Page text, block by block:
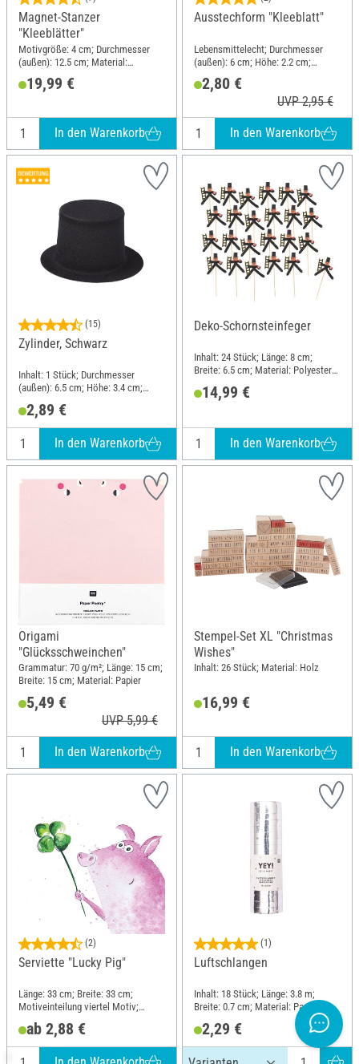
Magnet-Stanzer
"Kleeblätter"
Motivgröße: 4 cm; Durchmesser
(außen): 12.5 cm; Material:
19,99 €
In den Warenkorb
Ausstechform "Kleeblatt"
Lebensmittelecht; Durchmesser
(außen): 6 cm; Höhe: 2.2 cm;
2,80 €
UVP 2,95 €
In den Warenkorb
(15)
Zylinder, Schwarz
Inhalt: 1 Stück; Durchmesser
(außen): 6.5 cm; Höhe: 3.4 cm;
2,89 €
In den Warenkorb
Deko-Schornsteinfeger
Inhalt: 24 Stück; Länge: 8 cm;
Breite: 6.5 cm; Material: Polyester
14,99 €
In den Warenkorb
Origami
"Glücksschweinchen"
Grammatur: 70 g/m²; Länge: 15 cm;
Breite: 15 cm; Material: Papier
5,49 €
UVP 5,99 €
In den Warenkorb
Stempel-Set XL "Christmas
Wishes"
Inhalt: 26 Stück; Material: Holz
16,99 €
In den Warenkorb
(2)
Serviette "Lucky Pig"
Länge: 33 cm; Breite: 33 cm;
Motiveinteilung viertel Motiv;
Material: Papier
ab 2,88 €
(1)
Luftschlangen
Inhalt: 18 Stück; Länge: 3.8 m;
Breite: 0.7 cm; Material: Papier
2,29 €